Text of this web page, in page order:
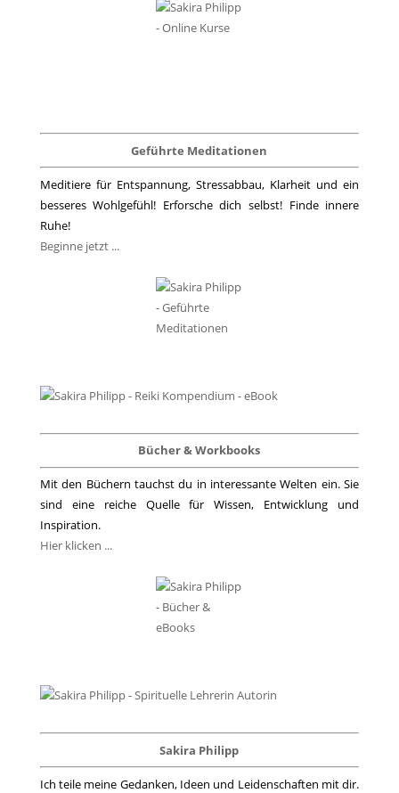
Geführte Meditationen
Meditiere für Entspannung, Stressabbau, Klarheit und ein
besseres Wohlgefühl! Erforsche dich selbst! Finde innere
Ruhe!
Beginne jetzt ...
Bücher & Workbooks
Mit den Büchern tauchst du in interessante Welten ein. Sie
sind eine reiche Quelle für Wissen, Entwicklung und
Inspiration.
Hier klicken ...
Sakira Philipp
Ich teile meine Gedanken, Ideen und Leidenschaften mit dir.